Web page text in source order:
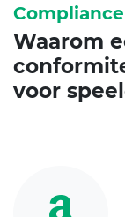
Compliance
Waarom
voor